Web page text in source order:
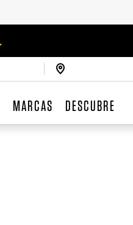
MARCAS DESCUBRE